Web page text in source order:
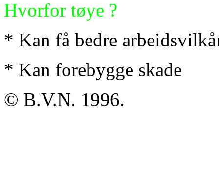
Hvorfor tøye ?
* Kan få bedre
* Kan forebygge skade
© B.V.N. 1996.